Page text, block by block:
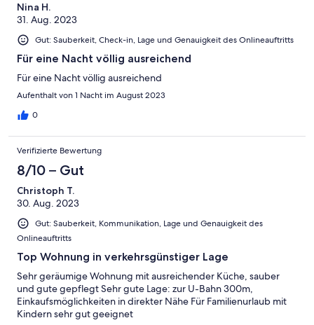
Nina H.
31. Aug. 2023
Gut: Sauberkeit, Check-in, Lage und Genauigkeit des Onlineauftritts
Für eine Nacht völlig ausreichend
Für eine Nacht völlig ausreichend
Aufenthalt von 1 Nacht im August 2023
0
Verifizierte Bewertung
8/10 – Gut
Christoph T.
30. Aug. 2023
Gut: Sauberkeit, Kommunikation, Lage und Genauigkeit des
Onlineauftritts
Top Wohnung in verkehrsgünstiger Lage
Sehr geräumige Wohnung mit ausreichender Küche, sauber
und gute gepflegt Sehr gute Lage: zur U-Bahn 300m,
Einkaufsmöglichkeiten in direkter Nähe Für Familienurlaub mit
Kindern sehr gut geeignet